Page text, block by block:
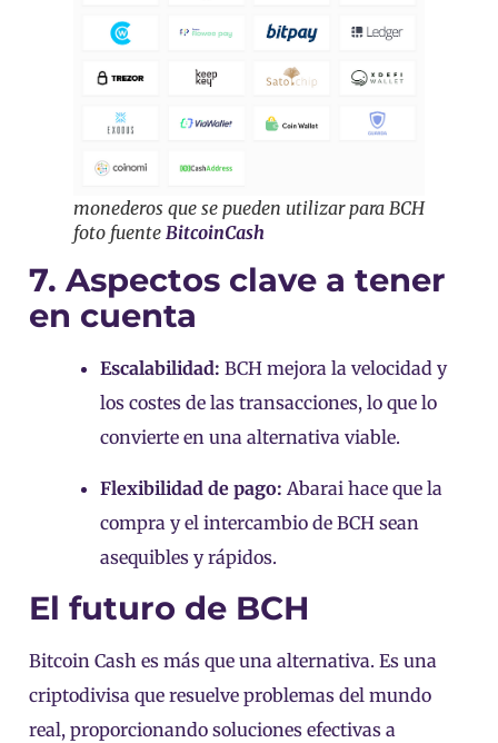
monederos que se pueden utilizar para BCH
foto fuente BitcoinCash
7. Aspectos clave a tener
en cuenta
Escalabilidad: BCH mejora la velocidad y
los costes de las transacciones, lo que lo
convierte en una alternativa viable.
Flexibilidad de pago: Abarai hace que la
compra y el intercambio de BCH sean
asequibles y rápidos.
El futuro de BCH
Bitcoin Cash es más que una alternativa. Es una
criptodivisa que resuelve problemas del mundo
real, proporcionando soluciones efectivas a